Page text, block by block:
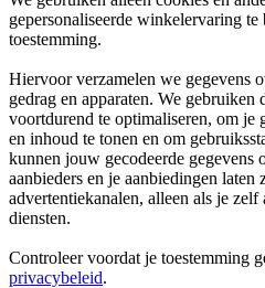
gepersonaliseerde winkelervaring
toestemming.
Hiervoor verzamelen we gegevens
gedrag en apparaten. We gebruiken
voortdurend te optimaliseren, om je
en inhoud te tonen en om
kunnen jouw gecodeerde gegevens
aanbieders en je aanbiedingen
advertentiekanalen, alleen als je
diensten.
Controleer voordat je toestemming
privacybeleid.